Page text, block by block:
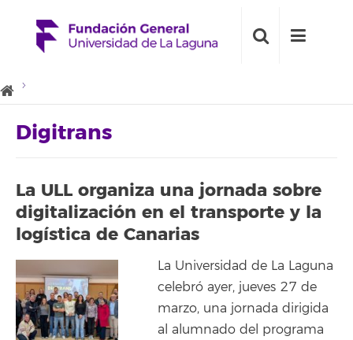
Digitrans
La ULL organiza una jornada sobre
digitalización en el transporte y la
logística de Canarias
La Universidad de La Laguna
celebró ayer, jueves 27 de
marzo, una jornada dirigida
al alumnado del programa